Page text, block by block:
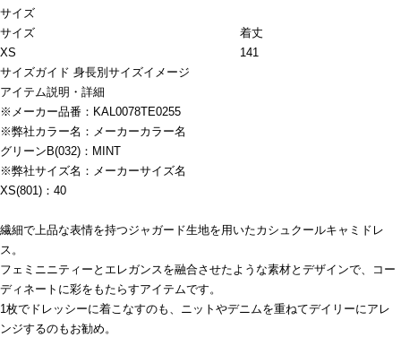
サイズ
サイズ
着丈
XS
141
サイズガイド 身長別サイズイメージ
アイテム説明・詳細
※メーカー品番：KAL0078TE0255
※弊社カラー名：メーカーカラー名
グリーンB(032)：MINT
※弊社サイズ名：メーカーサイズ名
XS(801)：40
繊細で上品な表情を持つジャガード生地を用いたカシュクールキャミドレ
ス。
フェミニニティーとエレガンスを融合させたような素材とデザインで、コー
ディネートに彩をもたらすアイテムです。
1枚でドレッシーに着こなすのも、ニットやデニムを重ねてデイリーにアレ
ンジするのもお勧め。